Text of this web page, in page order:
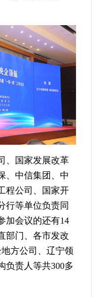
国家发展改革
、中信集团、中
程公司、国家开
行等单位负责同
加会议的还有14
部门、各市发改
方公司、辽宁领
负责人等共300多